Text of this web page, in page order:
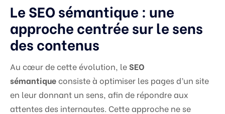
Le SEO sémantique : une
approche centrée sur le sens
des contenus
Au cœur de cette évolution, leSEO
sémantiqueconsiste à optimiser les pages d’un site
en leur donnant un sens, afin de répondre aux
attentes des internautes. Cette approche ne se